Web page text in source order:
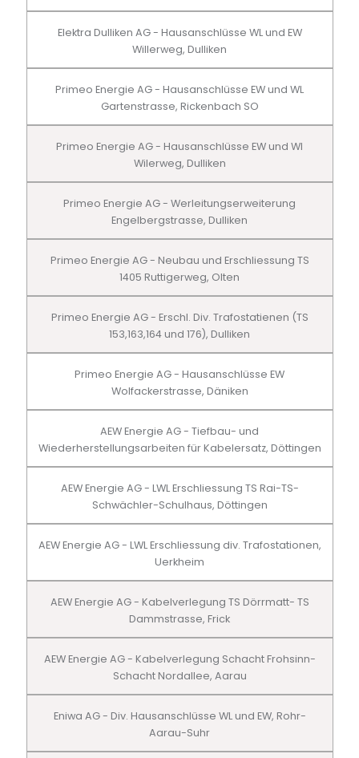
Elektra Dulliken AG - Hausanschlüsse WL und EW
Willerweg, Dulliken
Primeo Energie AG - Hausanschlüsse EW und WL
Gartenstrasse, Rickenbach SO
Primeo Energie AG - Hausanschlüsse EW und Wl
Wilerweg, Dulliken
Primeo Energie AG - Werleitungserweiterung
Engelbergstrasse, Dulliken
Primeo Energie AG - Neubau und Erschliessung TS
1405 Ruttigerweg, Olten
Primeo Energie AG - Erschl. Div. Trafostatienen (TS
153,163,164 und 176), Dulliken
Primeo Energie AG - Hausanschlüsse EW
Wolfackerstrasse, Däniken
AEW Energie AG - Tiefbau- und
Wiederherstellungsarbeiten für Kabelersatz, Döttingen
AEW Energie AG - LWL Erschliessung TS Rai-TS-
Schwächler-Schulhaus, Döttingen
AEW Energie AG - LWL Erschliessung div. Trafostationen,
Uerkheim
AEW Energie AG - Kabelverlegung TS Dörrmatt- TS
Dammstrasse, Frick
AEW Energie AG - Kabelverlegung Schacht Frohsinn-
Schacht Nordallee, Aarau
Eniwa AG - Div. Hausanschlüsse WL und EW, Rohr-
Aarau-Suhr